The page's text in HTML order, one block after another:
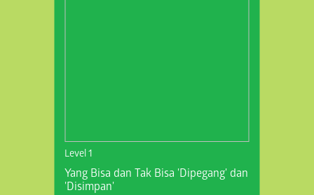
Level 1
Yang Bisa dan Tak Bisa 'Dipegang' dan
'Disimpan'